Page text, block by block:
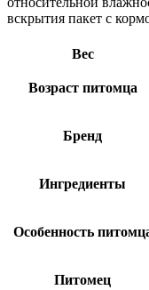
вскрытия пакет с
Вес
Возраст питомца
Бренд
Ингредиенты
Особенность
Питомец